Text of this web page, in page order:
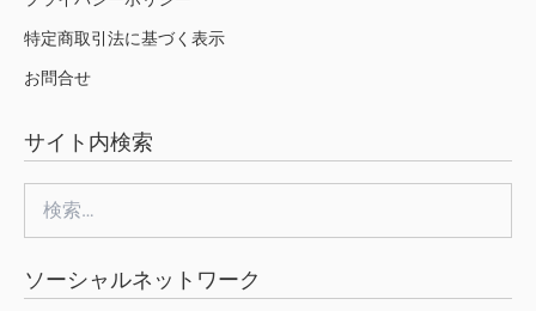
特定商取引法に基づく表示
お問合せ
サイト内検索
索:
ソーシャルネットワーク